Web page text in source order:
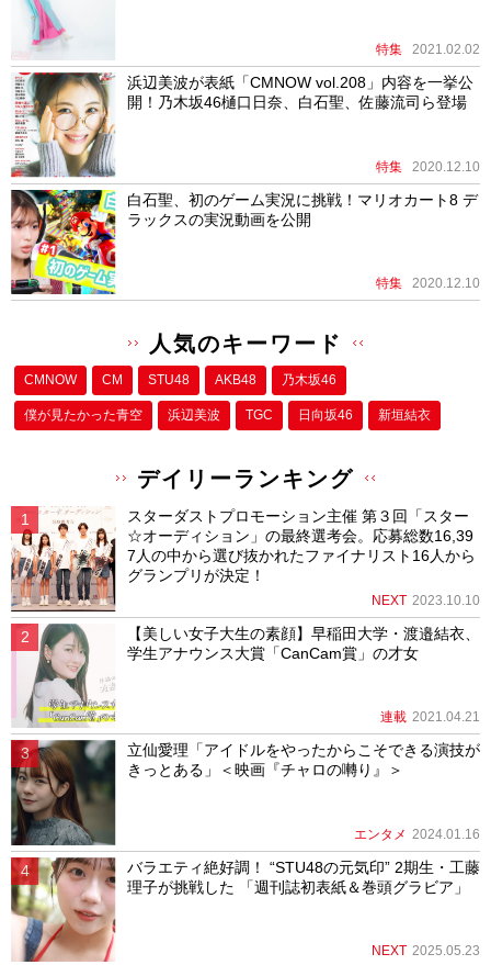
特集 2021.02.02
浜辺美波が表紙「CMNOW vol.208」内容を一挙公
開！乃木坂46樋口日奈、白石聖、佐藤流司ら登場
特集 2020.12.10
白石聖、初のゲーム実況に挑戦！マリオカート8 デ
ラックスの実況動画を公開
特集 2020.12.10
人気のキーワード
CMNOW CM STU48 AKB48 乃木坂46
僕が⾒たかった⻘空 浜辺美波 TGC 日向坂46 新垣結衣
デイリーランキング
スターダストプロモーション主催 第３回「スター
☆オーディション」の最終選考会。応募総数16,39
7人の中から選び抜かれたファイナリスト16人から
グランプリが決定！
NEXT 2023.10.10
【美しい女子大生の素顔】早稲田大学・渡邉結衣、
学生アナウンス大賞「CanCam賞」の才女
連載 2021.04.21
立仙愛理「アイドルをやったからこそできる演技が
きっとある」＜映画『チャロの囀り』＞
エンタメ 2024.01.16
バラエティ絶好調！ “STU48の元気印” 2期生・工藤
理子が挑戦した 「週刊誌初表紙＆巻頭グラビア」
NEXT 2025.05.23